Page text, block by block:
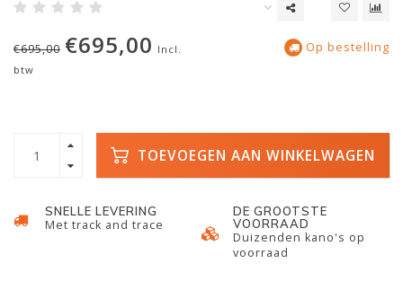
€695,00 €695,00 Incl.
btw
Op bestelling
TOEVOEGEN AAN WINKELWAGEN
SNELLE LEVERING
Met track and trace
DE GROOTSTE
VOORRAAD
Duizenden kano's op
voorraad